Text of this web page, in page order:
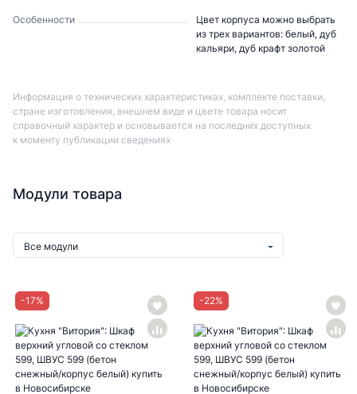
Особенности
Цвет корпуса можно выбрать
из трех вариантов: белый, дуб
кальяри, дуб крафт золотой
Информация о технических характеристиках, комплекте поставки,
стране изготовления, внешнем виде и цвете товара носит
справочный характер и основывается на последних доступных
к моменту публикации сведениях
Модули товара
Все модули
-17% -22%